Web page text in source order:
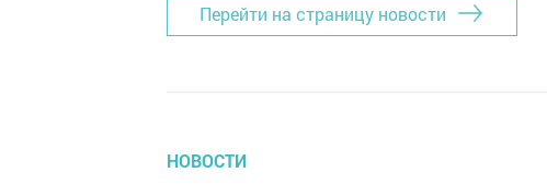
Перейти на страницу новости
НОВОСТИ